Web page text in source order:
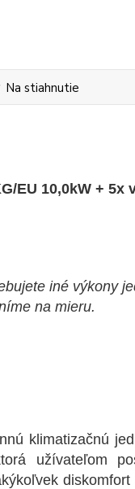
Na stiahnutie
EU 10,0kW + 5x
iné výkony
na mieru.
klimatizačnú
užívateľom